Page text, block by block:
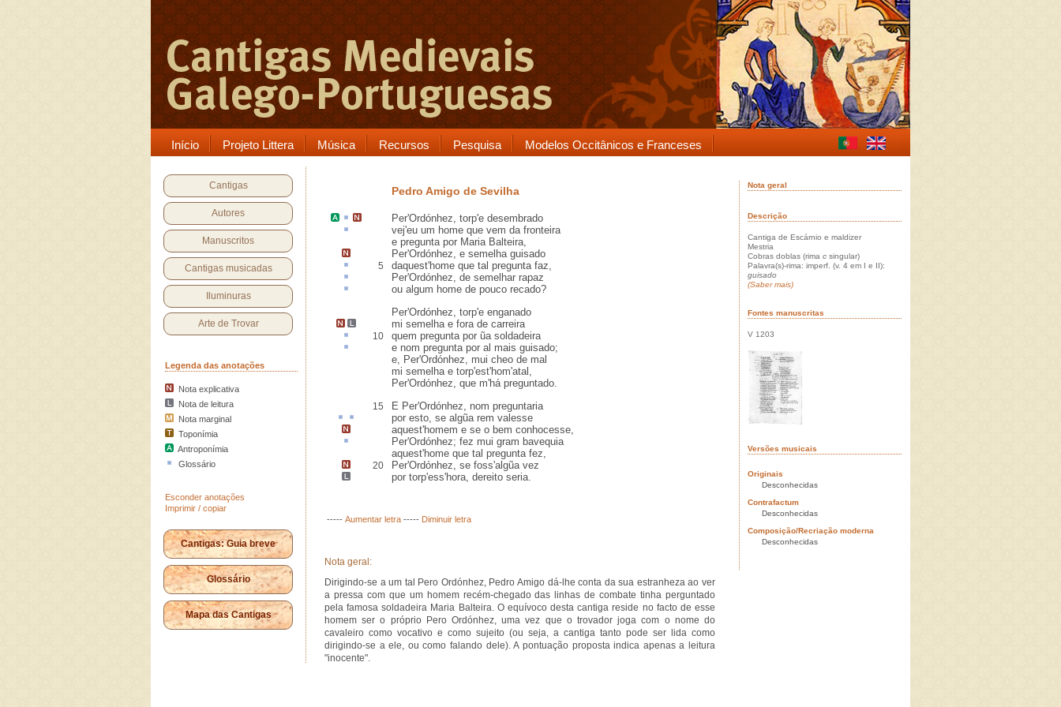
Início Projeto Littera Música Recursos Pesquisa Modelos Occitânicos e Franceses
Cantigas
Autores
Manuscritos
Cantigas musicadas
Iluminuras
Arte de Trovar
Legenda das anotações
Nota explicativa
Nota de leitura
Nota marginal
Toponímia
Antroponímia
Glossário
Esconder anotações
Imprimir / copiar
Cantigas: Guia breve
Glossário
Mapa das Cantigas
Pedro Amigo de Sevilha
Per'Ordónhez, torp'e desembrado
vej'eu um home que vem da fronteira
e pregunta por Maria Balteira,
Per'Ordónhez, e semelha guisado
5 daquest'home que tal pregunta faz,
Per'Ordónhez, de semelhar rapaz
ou algum home de pouco recado?
Per'Ordónhez, torp'e enganado
mi semelha e fora de carreira
10 quem pregunta por ũa soldadeira
e nom pregunta por al mais guisado;
e, Per'Ordónhez, mui cheo de mal
mi semelha e torp'est'hom'atal,
Per'Ordónhez, que m'há preguntado.
15
E Per'Ordónhez, nom preguntaria
por esto, se algũa rem valesse
aquest'homem e se o bem conhocesse,
Per'Ordónhez; fez mui gram bavequia
aquest'home que tal pregunta fez,
20 Per'Ordónhez, se foss'algũa vez
por torp'ess'hora, dereito seria.
----- Aumentar letra ----- Diminuir letra
Nota geral:
Dirigindo-se a um tal Pero Ordónhez, Pedro Amigo dá-lhe conta da sua estranheza ao ver
a pressa com que um homem recém-chegado das linhas de combate tinha perguntado
pela famosa soldadeira Maria Balteira. O equívoco desta cantiga reside no facto de esse
homem ser o próprio Pero Ordónhez, uma vez que o trovador joga com o nome do
cavaleiro como vocativo e como sujeito (ou seja, a cantiga tanto pode ser lida como
dirigindo-se a ele, ou como falando dele). A pontuação proposta indica apenas a leitura
"inocente".
Nota geral
Descrição
Cantiga de Escárnio e maldizer
Mestria
Cobras doblas (rima c singular)
Palavra(s)-rima: imperf. (v. 4 em I e II):
guisado
(Saber mais)
Fontes manuscritas
V 1203
Versões musicais
Originais
Desconhecidas
Contrafactum
Desconhecidas
Composição/Recriação moderna
Desconhecidas